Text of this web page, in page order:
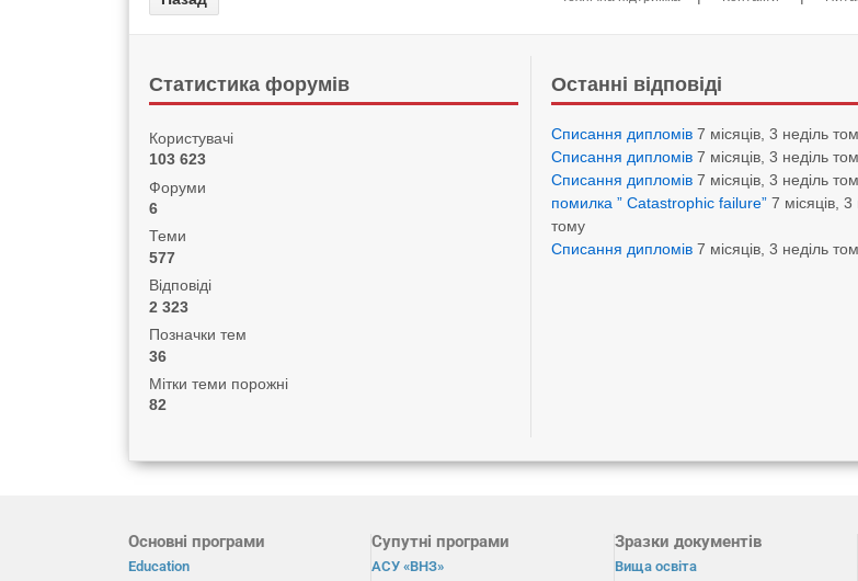
Статистика форумів
Користувачі
103 623
Форуми
6
Теми
577
Відповіді
2 323
Позначки тем
36
Мітки теми порожні
82
Останні відповіді
Списання дипломів 7 місяців, 3 неділь
Списання дипломів 7 місяців, 3 неділь
Списання дипломів 7 місяців, 3 неділь
помилка ” Catastrophic failure” 7 місяців, 3
тому
Списання дипломів 7 місяців, 3 неділь
Основні програми
Education
Супутні програми
АСУ «ВНЗ»
Зразки документів
Вища освіта